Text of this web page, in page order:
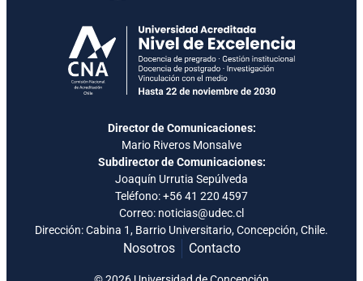
Director de Comunicaciones:
Mario Riveros Monsalve
Subdirector de Comunicaciones:
Joaquín Urrutia Sepúlveda
Teléfono:+56 41 220 4597
Correo: noticias@udec.cl
Dirección: Cabina 1, Barrio Universitario, Concepción, Chile.
Nosotros Contacto